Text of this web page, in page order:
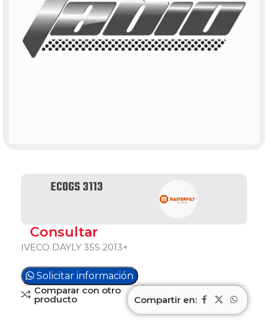
ECOGS 3113
Consultar
IVECO DAYLY 35S 2013+
Solicitar información
Comparar con otro
producto Compartir en: